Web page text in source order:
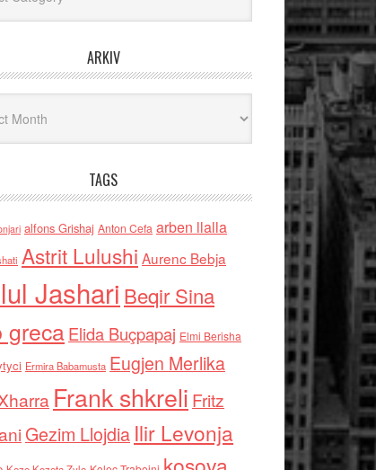
ARKIV
TAGS
alfons Grishaj Anton Cefa arben llalla
Astrit Lulushi Aurenc Bebja
Jashari Beqir Sina
grecaElida Buçpapaj Elmi Berisha
Ermira Babamusta Eugjen Merlika
Frank shkreli Fritz
Gezim Llojdia Ilir Levonja